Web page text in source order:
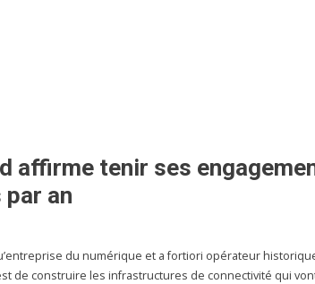
affirme tenir ses
par an
du numérique et a fortiori opérateur
de construire les infrastructures de connectivité qui